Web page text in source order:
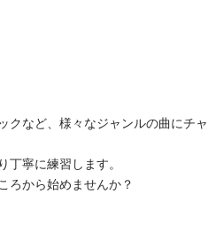
クなど、様々なジャンルの曲にチャ
丁寧に練習します。
ろから始めませんか？